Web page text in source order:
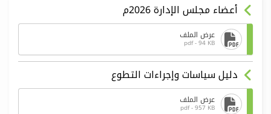
أعضاء مجلس الإدارة 2026م
عرض الملف
pdf - 94 KB
دليل سياسات وإجراءات التطوع
عرض الملف
pdf - 957 KB